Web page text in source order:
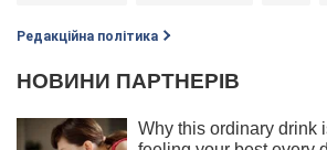
Редакційна політика